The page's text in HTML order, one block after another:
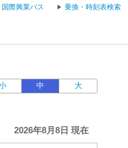
国際興業バス 乗換・時刻表検索
中 大
2026年8月8日 現在